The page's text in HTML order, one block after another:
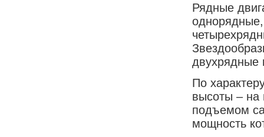
Рядные
двухрядные
По
высоты – на
подъемом
мощность